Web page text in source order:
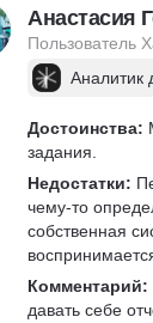
Анастасия
Пользователь
Аналитик
Достоинства:
задания.
Недостатки:
чему-то
собственная
Комментарий:
давать себе